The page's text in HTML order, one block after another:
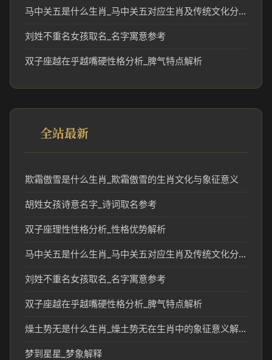
马中关五是什么生肖_马中关五对应生肖及传统文化分析
刘姓不重名女孩取名_名字寓意参考
双子座越在乎越嘴硬性格分析_脾气特点解析
全站最新
欺霜傲雪是什么生肖_欺霜傲雪的生肖文化与象征意义
胡姓女孩诗意名字_诗词取名参考
双子座理性性格分析_性格优势解析
马中关五是什么生肖_马中关五对应生肖及传统文化分析
刘姓不重名女孩取名_名字寓意参考
双子座越在乎越嘴硬性格分析_脾气特点解析
燥土势无是什么生肖_燥土势无在生肖中的象征意义解析
梦到星星_梦象解释